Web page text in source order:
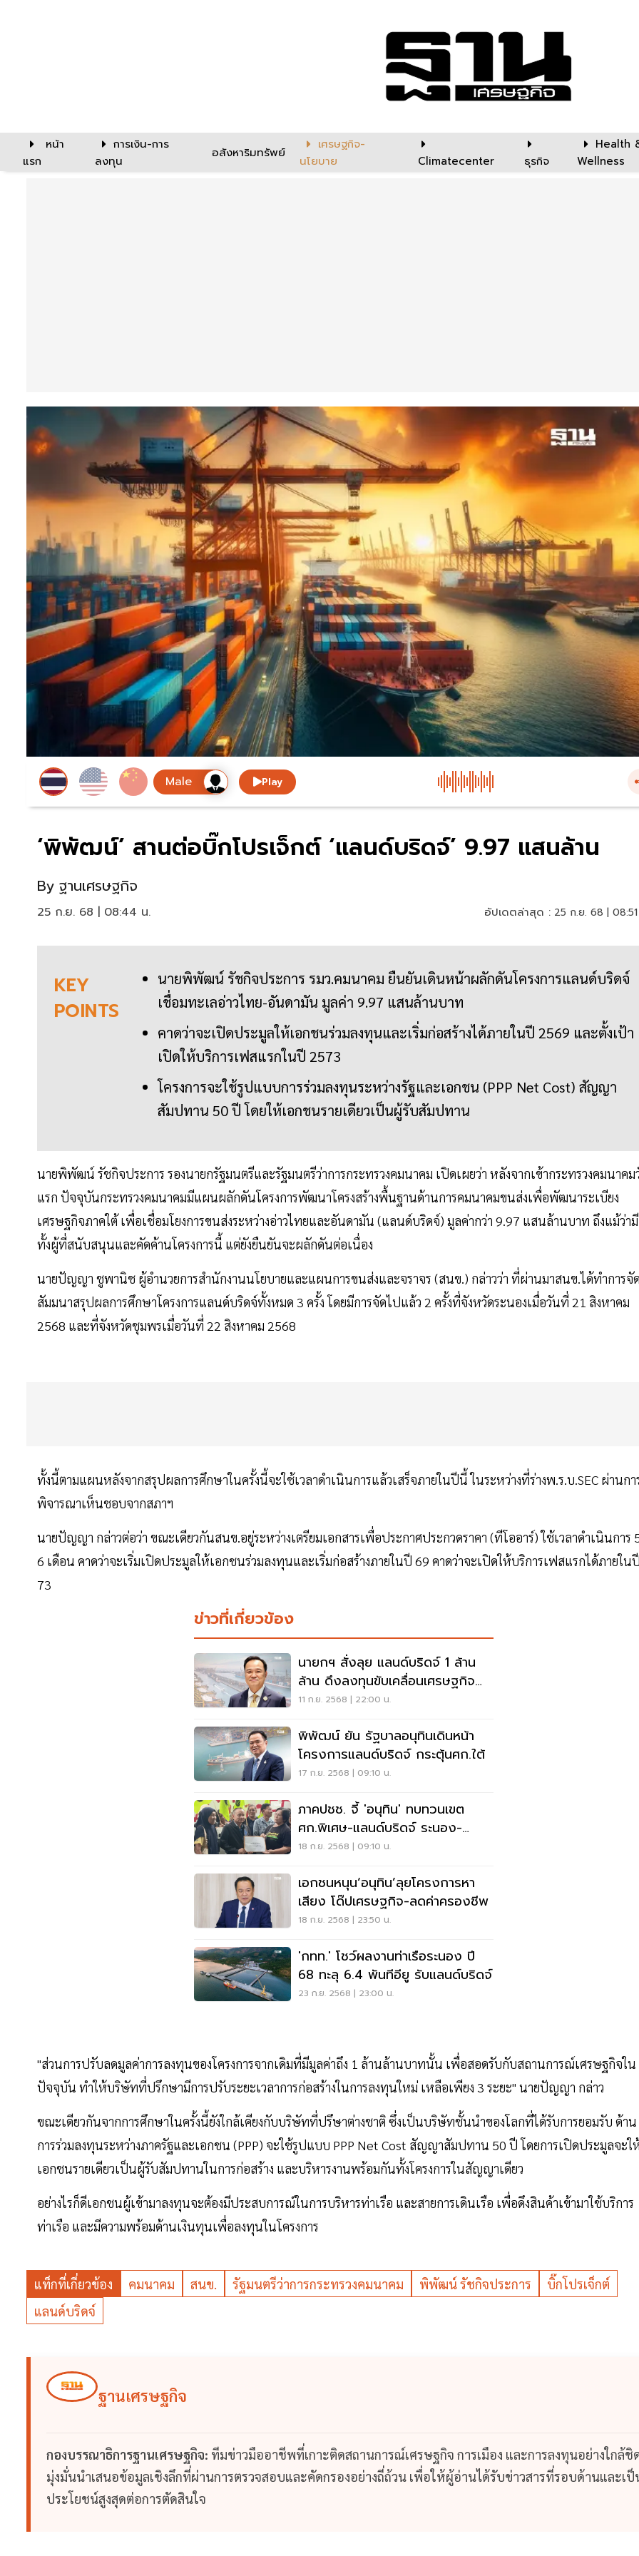
หน้า
แรก
การเงิน-การ
ลงทุน
อสังหาริมทรัพย์
เศรษฐกิจ-
นโยบาย
Climatecenter ธุรกิจ
Health
Wellness
Play
‘พิพัฒน์’ สานต่อบิ๊กโปรเจ็กต์ ‘แลนด์บริดจ์’ 9.97 แสนล้าน
By ฐานเศรษฐกิจ
25 ก.ย. 68 | 08:44 น. อัปเดตล่าสุด : 25 ก.ย. 68 |
KEY
POINTS
นายพิพัฒน์ รัชกิจประการ รมว.คมนาคม ยืนยันเดินหน้าผลักดันโครงการแลนด์บริดจ์
เชื่อมทะเลอ่าวไทย-อันดามัน มูลค่า 9.97 แสนล้านบาท
คาดว่าจะเปิดประมูลให้เอกชนร่วมลงทุนและเริ่มก่อสร้างได้ภายในปี 2569 และตั้งเป้า
เปิดให้บริการเฟสแรกในปี 2573
โครงการจะใช้รูปแบบการร่วมลงทุนระหว่างรัฐและเอกชน (PPP Net Cost) สัญญา
สัมปทาน 50 ปี โดยให้เอกชนรายเดียวเป็นผู้รับสัมปทาน
นายพิพัฒน์ รัชกิจประการ รองนายกรัฐมนตรีและรัฐมนตรีว่าการกระทรวงคมนาคม เปิดเผยว่า หลังจากเข้ากระทรวงคมนาค
แรก ปัจจุบันกระทรวงคมนาคมมีแผนผลักดันโครงการพัฒนาโครงสร้างพื้นฐานด้านการคมนาคมขนส่งเพื่อพัฒนาระเบียง
เศรษฐกิจภาคใต้ เพื่อเชื่อมโยงการขนส่งระหว่างอ่าวไทยและอันดามัน (แลนด์บริดจ์) มูลค่ากว่า 9.97 แสนล้านบาท ถึงแม้ว่ามี
ทั้งผู้ที่สนับสนุนและคัดค้านโครงการนี้ แต่ยังยืนยันจะผลักดันต่อเนื่อง
นายปัญญา ชูพานิช ผู้อำนวยการสำนักงานนโยบายและแผนการขนส่งและจราจร (สนข.) กล่าวว่า ที่ผ่านมาสนข.ได้ทำการจั
สัมมนาสรุปผลการศึกษาโครงการแลนด์บริดจ์ทั้งหมด 3 ครั้ง โดยมีการจัดไปแล้ว 2 ครั้งที่จังหวัดระนองเมื่อวันที่ 21 สิงหาคม
2568 และที่จังหวัดชุมพรเมื่อวันที่ 22 สิงหาคม 2568
ทั้งนี้ตามแผนหลังจากสรุปผลการศึกษาในครั้งนี้จะใช้เวลาดำเนินการแล้วเสร็จภายในปีนี้ ในระหว่างที่ร่างพ.ร.บ.SEC ผ่านกา
พิจารณาเห็นชอบจากสภาฯ
นายปัญญา กล่าวต่อว่า ขณะเดียวกันสนข.อยู่ระหว่างเตรียมเอกสารเพื่อประกาศประกวดราคา (ทีโออาร์) ใช้เวลาดำเนินการ
6 เดือน คาดว่าจะเริ่มเปิดประมูลให้เอกชนร่วมลงทุนและเริ่มก่อสร้างภายในปี 69 คาดว่าจะเปิดให้บริการเฟสแรกได้ภายใน
73
ข่าวที่เกี่ยวข้อง
นายกฯ สั่งลุย แลนด์บริดจ์ 1 ล้าน
ล้าน ดึงลงทุนขับเคลื่อนเศรษฐกิจ
ระยะยาว
11 ก.ย. 2568 | 22:00 น.
พิพัฒน์ ยัน รัฐบาลอนุทินเดินหน้า
โครงการแลนด์บริดจ์ กระตุ้นศก.ใต้
17 ก.ย. 2568 | 09:10 น.
ภาคปชช. จี้ 'อนุทิน' ทบทวนเขต
ศก.พิเศษ-แลนด์บริดจ์ ระนอง-
ชุมพร
18 ก.ย. 2568 | 09:10 น.
เอกชนหนุน‘อนุทิน’ลุยโครงการหา
เสียง โด๊ปเศรษฐกิจ-ลดค่าครองชีพ
18 ก.ย. 2568 | 23:50 น.
'กทท.' โชว์ผลงานท่าเรือระนอง ปี
68 ทะลุ 6.4 พันทีอียู รับแลนด์บริดจ์
23 ก.ย. 2568 | 23:00 น.
"ส่วนการปรับลดมูลค่าการลงทุนของโครงการจากเดิมที่มีมูลค่าถึง 1 ล้านล้านบาทนั้น เพื่อสอดรับกับสถานการณ์เศรษฐกิจใน
ปัจจุบัน ทำให้บริษัทที่ปรึกษามีการปรับระยะเวลาการก่อสร้างในการลงทุนใหม่ เหลือเพียง 3 ระยะ" นายปัญญา กล่าว
ขณะเดียวกันจากการศึกษาในครั้งนี้ยังใกล้เคียงกับบริษัทที่ปรึษาต่างชาติ ซึ่งเป็นบริษัทชั้นนำของโลกที่ได้รับการยอมรับ ด้าน
การร่วมลงทุนระหว่างภาครัฐและเอกชน (PPP) จะใช้รูปแบบ PPP Net Cost สัญญาสัมปทาน 50 ปี โดยการเปิดประมูลจะใ
เอกชนรายเดียวเป็นผู้รับสัมปทานในการก่อสร้าง และบริหารงานพร้อมกันทั้งโครงการในสัญญาเดียว
อย่างไรก็ดีเอกชนผู้เข้ามาลงทุนจะต้องมีประสบการณ์ในการบริหารท่าเรือ และสายการเดินเรือ เพื่อดึงสินค้าเข้ามาใช้บริการ
ท่าเรือ และมีความพร้อมด้านเงินทุนเพื่อลงทุนในโครงการ
แท็กที่เกี่ยวข้อง คมนาคม สนข. รัฐมนตรีว่าการกระทรวงคมนาคม พิพัฒน์ รัชกิจประการ
บิ๊กโปรเจ็กต์
แลนด์บริดจ์
ฐานเศรษฐกิจ
กองบรรณาธิการฐานเศรษฐกิจ: ทีมข่าวมืออาชีพที่เกาะติดสถานการณ์เศรษฐกิจ การเมือง และการลงทุนอย่างใกล้ชิ
มุ่งมั่นนำเสนอข้อมูลเชิงลึกที่ผ่านการตรวจสอบและคัดกรองอย่างถี่ถ้วน เพื่อให้ผู้อ่านได้รับข่าวสารที่รอบด้านและเป็
ประโยชน์สูงสุดต่อการตัดสินใจ